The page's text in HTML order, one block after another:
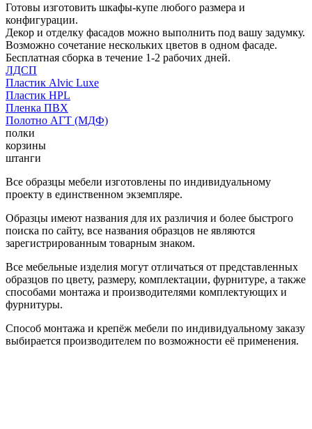
Готовы изготовить шкафы-купе любого размера и
конфигурации.
Декор и отделку фасадов можно выполнить под вашу задумку.
Возможно сочетание нескольких цветов в одном фасаде.
Бесплатная сборка в течение 1-2 рабочих дней.
ЛДСП
Пластик Alvic Luxe
Пластик HPL
Пленка ПВХ
Полотно АГТ (МДФ)
полки
корзины
штанги
Все образцы мебели изготовлены по индивидуальному
проекту в единственном экземпляре.
Образцы имеют названия для их различия и более быстрого
поиска по сайту, все названия образцов не являются
зарегистрированным товарным знаком.
Все мебельные изделия могут отличаться от представленных
образцов по цвету, размеру, комплектации, фурнитуре, а также
способами монтажа и производителями комплектующих и
фурнитуры.
Способ монтажа и крепёж мебели по индивидуальному заказу
выбирается производителем по возможности её применения.